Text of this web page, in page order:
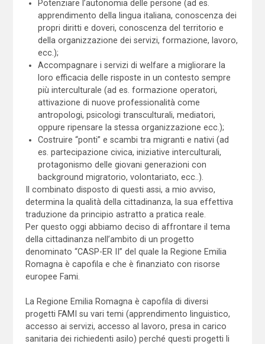
Potenziare l’autonomia delle persone (ad es.
apprendimento della lingua italiana, conoscenza dei
propri diritti e doveri, conoscenza del territorio e
della organizzazione dei servizi, formazione, lavoro,
ecc.);
Accompagnare i servizi di welfare a migliorare la
loro efficacia delle risposte in un contesto sempre
più interculturale (ad es. formazione operatori,
attivazione di nuove professionalità come
antropologi, psicologi transculturali, mediatori,
oppure ripensare la stessa organizzazione ecc.);
Costruire “ponti” e scambi tra migranti e nativi (ad
es. partecipazione civica, iniziative interculturali,
protagonismo delle giovani generazioni con
background migratorio, volontariato, ecc..).
Il combinato disposto di questi assi, a mio avviso,
determina la qualità della cittadinanza, la sua effettiva
traduzione da principio astratto a pratica reale.
Per questo oggi abbiamo deciso di affrontare il tema
della cittadinanza nell’ambito di un progetto
denominato “CASP-ER II” del quale la Regione Emilia
Romagna è capofila e che è finanziato con risorse
europee Fami.
La Regione Emilia Romagna è capofila di diversi
progetti FAMI su vari temi (apprendimento linguistico,
accesso ai servizi, accesso al lavoro, presa in carico
sanitaria dei richiedenti asilo) perché questi progetti li